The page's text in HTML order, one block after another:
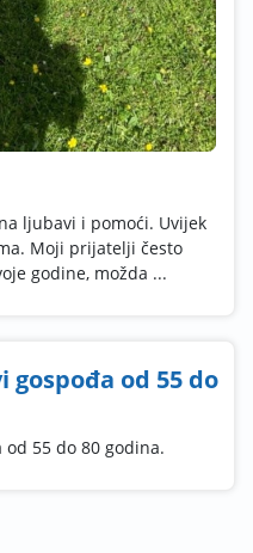
ljubavi i pomoći. Uvijek
Moji prijatelji često
godine, možda ...
gospođa od 55 do
55 do 80 godina.